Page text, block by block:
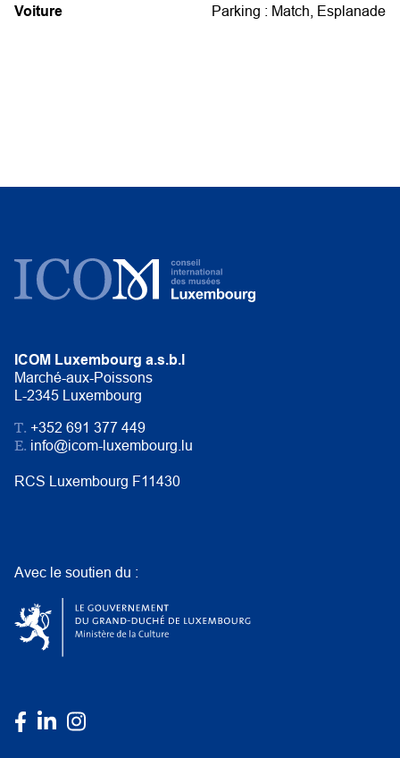
Voiture Parking : Match, Esplanade
ICOM Luxembourg a.s.b.l
Marché-aux-Poissons
L-2345 Luxembourg
T. +352 691 377 449
E. info@icom-luxembourg.lu
RCS Luxembourg F11430
Avec le soutien du :